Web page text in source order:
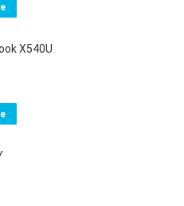
X540U